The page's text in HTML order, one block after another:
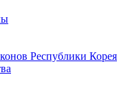
Республики Корея